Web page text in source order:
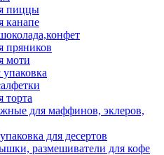
пиццы
канапе
пряников
моти
торта
для маффинов, эклеров,
для десертов
размешиватели для кофе